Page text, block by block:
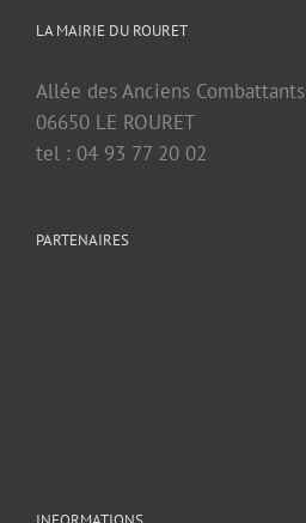
LA MAIRIE DU ROURET
Allée des Anciens Combattants
06650 LE ROURET
tel : 04 93 77 20 02
PARTENAIRES